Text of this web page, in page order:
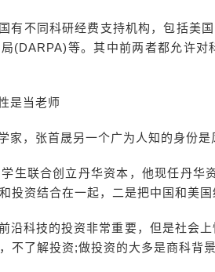
有不同科研经费支持机构，包括美
(DARPA)等。其中前两者都允许
是当老师
家，张首晟另一个广为人知的身份是
生联合创立丹华资本，他现任丹华
投资结合在一起，二是把中国和美国
沿科技的投资非常重要，但是社会
不了解投资;做投资的大多是商科背